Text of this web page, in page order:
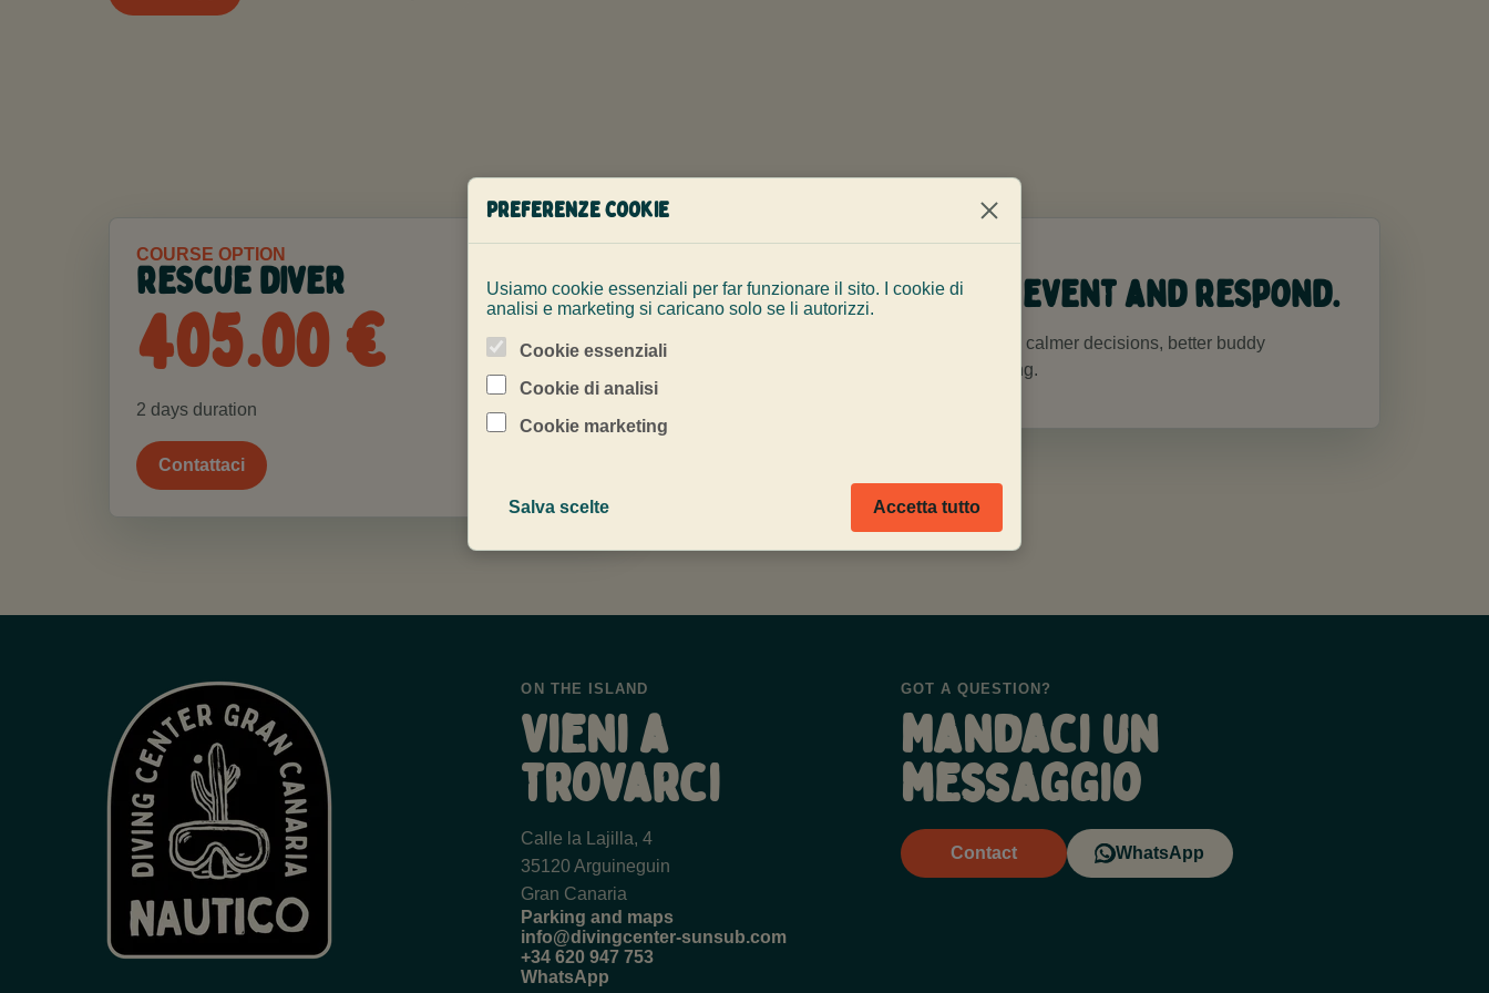
COURSE OPTION
rescue diver
405.00 €
2 days duration
Contattaci
Learn to notice, prevent and respond.
Rescue training changes how you dive: calmer decisions, better buddy
awareness and practical problem solving.
ON THE ISLAND
Vieni a
trovarci
Calle la Lajilla, 4
35120 Arguineguin
Gran Canaria
Parking and maps
info@divingcenter-sunsub.com
+34 620 947 753
WhatsApp
GOT A QUESTION?
Mandaci un
messaggio
Contact WhatsApp
Preferenze cookie
Usiamo cookie essenziali per far funzionare il sito. I cookie di
analisi e marketing si caricano solo se li autorizzi.
Cookie essenziali
Cookie di analisi
Cookie marketing
Salva scelte Accetta tutto